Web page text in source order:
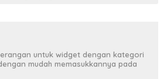
untuk widget dengan kategori
mudah memasukkannya pada